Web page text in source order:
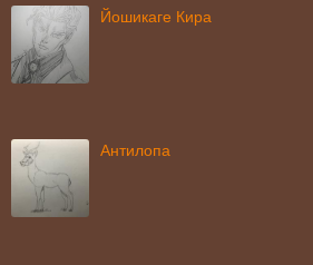
Йошикаге Кира
Антилопа